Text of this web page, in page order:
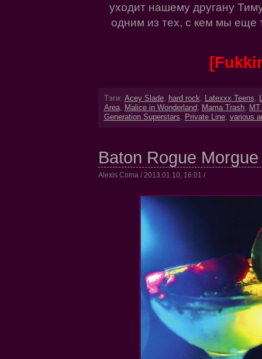
уходит нашему другану
одним из тех, с кем мы еще
Тэги: Acey Slade, hard rock, Latexxx Teens,
Area, Malice in Wonderland, Mama Trash,
Generation Superstars, Private Line, various
Baton Rogue
Alexis Coma / 2013.01.10, 16:01 /